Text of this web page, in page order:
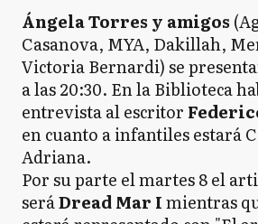
Ángela Torres y amigos
Casanova, MYA, Dakillah,
Victoria Bernardi) se
a las 20:30. En la Biblioteca
entrevista al escritor
en cuanto a infantiles estará
Adriana.
Por su parte el martes 8 el
seráDread Mar Imientras